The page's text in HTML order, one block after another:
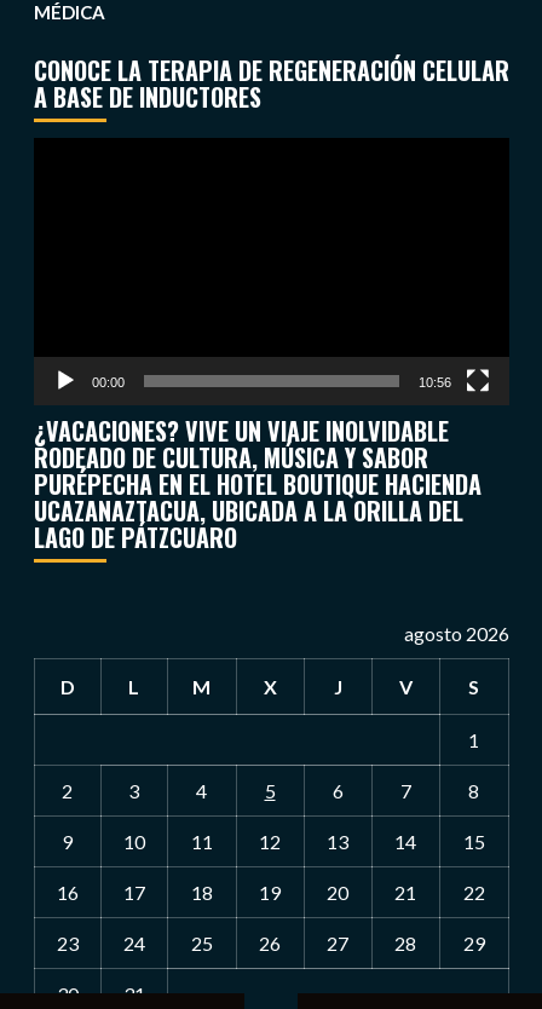
MÉDICA
CONOCE LA TERAPIA DE REGENERACIÓN CELULAR
A BASE DE INDUCTORES
00:00 10:56
¿VACACIONES? VIVE UN VIAJE INOLVIDABLE
RODEADO DE CULTURA, MÚSICA Y SABOR
PURÉPECHA EN EL HOTEL BOUTIQUE HACIENDA
UCAZANAZTACUA, UBICADA A LA ORILLA DEL
LAGO DE PÁTZCUARO
agosto 2026
D L M X J V S
1
2 3 4 5 6 7 8
9 10 11 12 13 14 15
16 17 18 19 20 21 22
23 24 25 26 27 28 29
30 31